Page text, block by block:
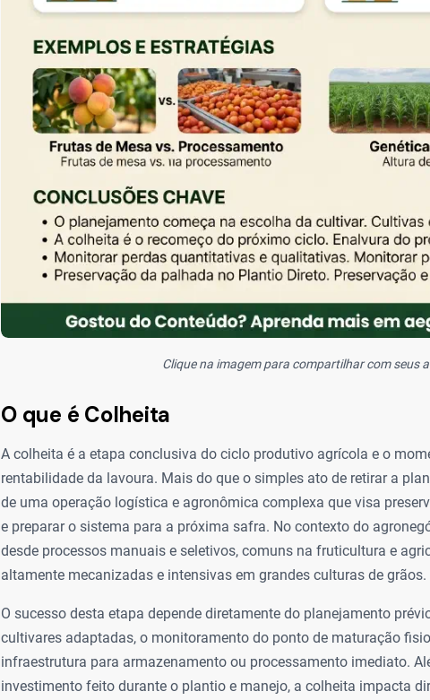
Clique na imagem para compartilhar com seus
O que é Colheita
A colheita é a etapa conclusiva do ciclo produtivo agrícola e o
rentabilidade da lavoura. Mais do que o simples ato de retirar a
de uma operação logística e agronômica complexa que visa
e preparar o sistema para a próxima safra. No contexto do
desde processos manuais e seletivos, comuns na fruticultura e
altamente mecanizadas e intensivas em grandes culturas de grãos.
O sucesso desta etapa depende diretamente do planejamento
cultivares adaptadas, o monitoramento do ponto de maturação
infraestrutura para armazenamento ou processamento imediato.
investimento feito durante o plantio e manejo, a colheita impacta